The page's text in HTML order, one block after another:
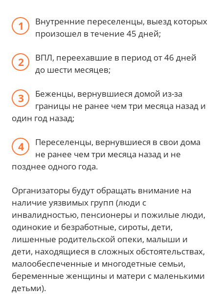
Внутренние переселенцы, выезд которых
произошел в течение 45 дней;
ВПЛ, переехавшие в период от 46 дней
до шести месяцев;
Беженцы, вернувшиеся домой из-за
границы не ранее чем три месяца назад и
один год назад;
Переселенцы, вернувшиеся в свои дома
не ранее чем три месяца назад и не
позднее одного года.
Организаторы будут обращать внимание на
наличие уязвимых групп (люди с
инвалидностью, пенсионеры и пожилые люди,
одинокие и безработные, сироты, дети,
лишенные родительской опеки, малыши и
дети, находящиеся в сложных обстоятельствах,
малообеспеченные и многодетные семьи,
беременные женщины и матери с маленькими
детьми).